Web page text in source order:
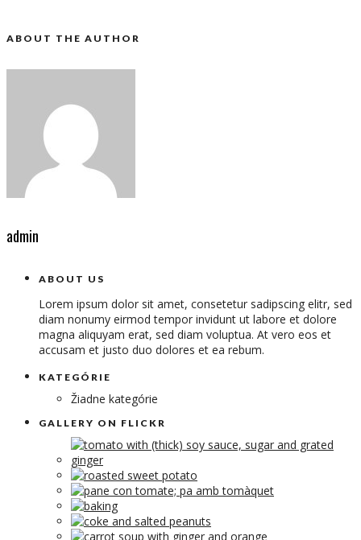
ABOUT THE AUTHOR
admin
ABOUT US
Lorem ipsum dolor sit amet, consetetur sadipscing elitr, sed
diam nonumy eirmod tempor invidunt ut labore et dolore
magna aliquyam erat, sed diam voluptua. At vero eos et
accusam et justo duo dolores et ea rebum.
KATEGÓRIE
Žiadne kategórie
GALLERY ON FLICKR